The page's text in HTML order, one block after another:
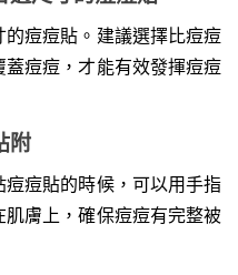
痘痘貼。建議選擇比痘痘
痘痘，才能有效發揮痘痘
附
痘貼的時候，可以用手指
膚上，確保痘痘有完整被